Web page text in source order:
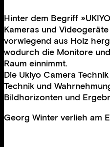
Hinter dem Begriff
Kameras und
vorwiegend aus Holz
wodurch die Monitore
Raum einnimmt.
Die Ukiyo Camera
Technik und
Bildhorizonten und
Georg Winter verlieh am